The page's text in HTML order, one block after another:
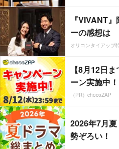
『VIVANT
ーの感想は
オリコンタイアップ
【8月12日
ーン実施中！
（PR）chocoZAP
2026年7月
勢ぞろい！